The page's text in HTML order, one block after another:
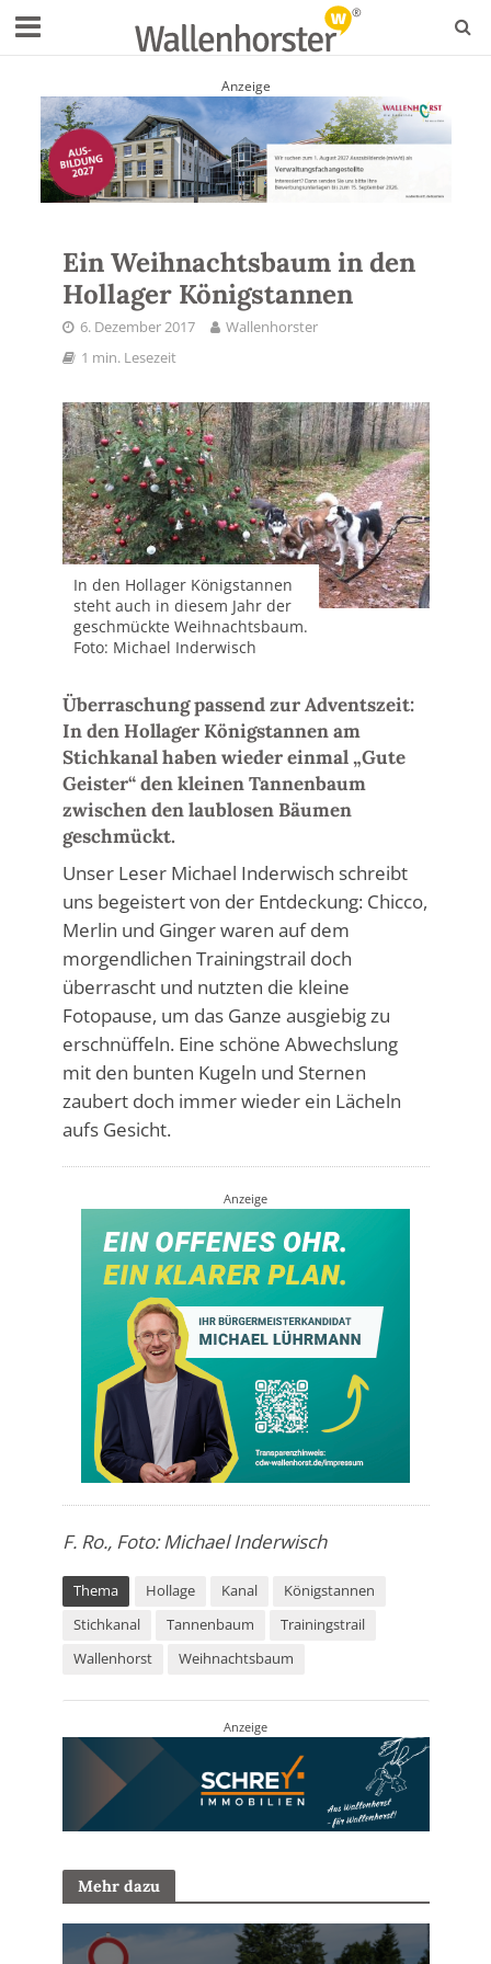
Anzeige
Ein Weihnachtsbaum in den
Hollager Königstannen
6. Dezember 2017
Wallenhorster
1 min. Lesezeit
In den Hollager Königstannen
steht auch in diesem Jahr der
geschmückte Weihnachtsbaum.
Foto: Michael Inderwisch
Überraschung passend zur Adventszeit:
In den Hollager Königstannen am
Stichkanal haben wieder einmal „Gute
Geister“ den kleinen Tannenbaum
zwischen den laublosen Bäumen
geschmückt.
Unser Leser Michael Inderwisch schreibt
uns begeistert von der Entdeckung: Chicco,
Merlin und Ginger waren auf dem
morgendlichen Trainingstrail doch
überrascht und nutzten die kleine
Fotopause, um das Ganze ausgiebig zu
erschnüffeln. Eine schöne Abwechslung
mit den bunten Kugeln und Sternen
zaubert doch immer wieder ein Lächeln
aufs Gesicht.
Anzeige
F. Ro., Foto: Michael Inderwisch
Thema Hollage Kanal
Königstannen
Stichkanal
Tannenbaum
Trainingstrail
Wallenhorst
Weihnachtsbaum
Anzeige
Mehr dazu